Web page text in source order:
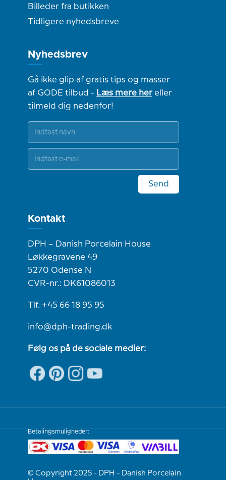
Billeder fra butikken
Tidligere nyhedsbreve
Nyhedsbrev
Gå ikke glip af gratis tips og masser
af GODE tilbud - Læs mere hereller
tilmeld dig nedenfor!
Send
Kontakt
DPH – Danish Porcelain House
Løkkegravene 49
5270 Odense N
CVR-nr.: DK61086013
Tlf. +45 66 18 95 95
info@dph-trading.dk
Følg os på de sociale medier:
Betalingsmuligheder:
© Copyright 2025 - DPH – Danish Porcelain